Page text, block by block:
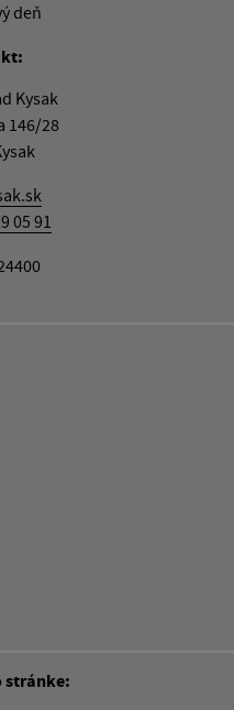
deň
Kysak
146/28
05 91
stránke: